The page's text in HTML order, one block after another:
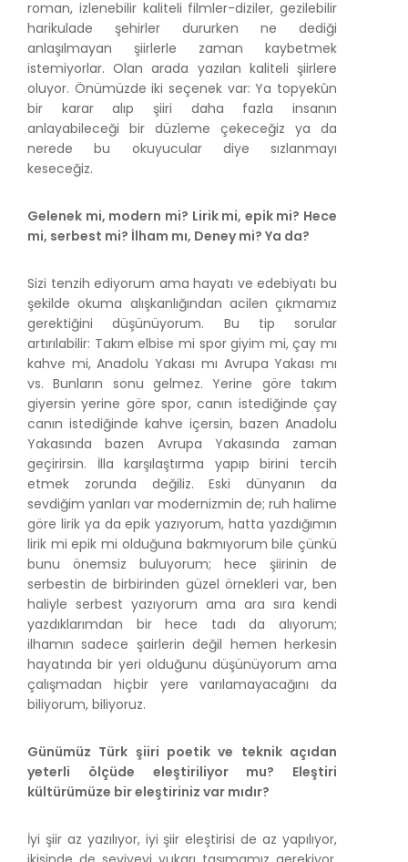
roman, izlenebilir kaliteli filmler-diziler, gezilebilir
harikulade şehirler dururken ne dediği
anlaşılmayan şiirlerle zaman kaybetmek
istemiyorlar. Olan arada yazılan kaliteli şiirlere
oluyor. Önümüzde iki seçenek var: Ya topyekûn
bir karar alıp şiiri daha fazla insanın
anlayabileceği bir düzleme çekeceğiz ya da
nerede bu okuyucular diye sızlanmayı
keseceğiz.
Gelenek mi, modern mi? Lirik mi, epik mi? Hece
mi, serbest mi? İlham mı, Deney mi? Ya da?
Sizi tenzih ediyorum ama hayatı ve edebiyatı bu
şekilde okuma alışkanlığından acilen çıkmamız
gerektiğini düşünüyorum. Bu tip sorular
artırılabilir: Takım elbise mi spor giyim mi, çay mı
kahve mi, Anadolu Yakası mı Avrupa Yakası mı
vs. Bunların sonu gelmez. Yerine göre takım
giyersin yerine göre spor, canın istediğinde çay
canın istediğinde kahve içersin, bazen Anadolu
Yakasında bazen Avrupa Yakasında zaman
geçirirsin. İlla karşılaştırma yapıp birini tercih
etmek zorunda değiliz. Eski dünyanın da
sevdiğim yanları var modernizmin de; ruh halime
göre lirik ya da epik yazıyorum, hatta yazdığımın
lirik mi epik mi olduğuna bakmıyorum bile çünkü
bunu önemsiz buluyorum; hece şiirinin de
serbestin de birbirinden güzel örnekleri var, ben
haliyle serbest yazıyorum ama ara sıra kendi
yazdıklarımdan bir hece tadı da alıyorum;
ilhamın sadece şairlerin değil hemen herkesin
hayatında bir yeri olduğunu düşünüyorum ama
çalışmadan hiçbir yere varılamayacağını da
biliyorum, biliyoruz.
Günümüz Türk şiiri poetik ve teknik açıdan
yeterli ölçüde eleştiriliyor mu? Eleştiri
kültürümüze bir eleştiriniz var mıdır?
İyi şiir az yazılıyor, iyi şiir eleştirisi de az yapılıyor,